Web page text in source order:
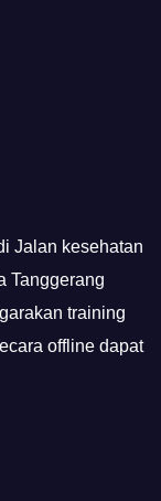
Jalan kesehatan
Tanggerang
training
offline dapat